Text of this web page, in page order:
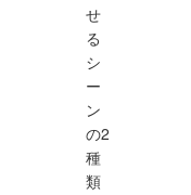
せ
る
シ
ー
ン
の2
種
類